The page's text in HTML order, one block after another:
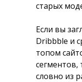
старых
Если вы
Dribbble и
топом
сегментов,
словно из